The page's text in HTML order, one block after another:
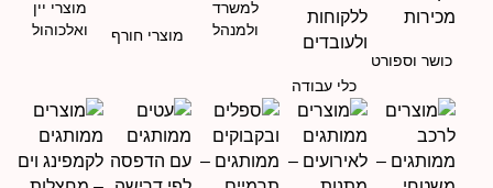
כושר וספורט
כלי עבודה
למשרד
ולמנהל
מוצרי חורף
מוצרי יין
ואלכוהול